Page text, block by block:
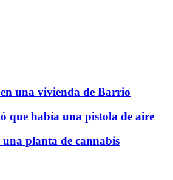
una vivienda de Barrio
que había una pistola de aire
planta de cannabis